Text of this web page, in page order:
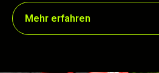
Mehr erfahren